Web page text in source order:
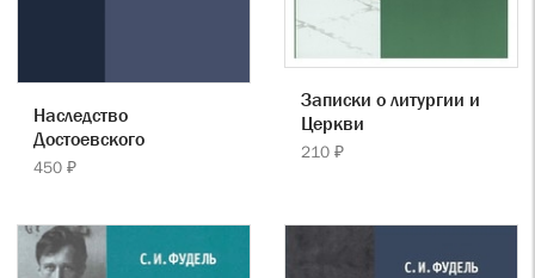
Наследство
Достоевского
450 ₽
Записки о литургии и
Церкви
210 ₽